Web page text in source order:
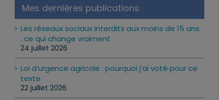
Mes dernières publications
Les réseaux sociaux interdits aux moins de 15 ans
: ce qui change vraiment
24 juillet 2026
Loi d’urgence agricole : pourquoi j’ai voté pour ce
texte
22 juillet 2026